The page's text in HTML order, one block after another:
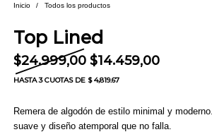
Inicio / Todos los productos
Top Lined
$24.999,00 El precio original
$14.459,00El
HASTA3 CUOTASDE $ 4,819.67
Remera de algodón de estilo minimal y
suave y diseño atemporal que no falla.